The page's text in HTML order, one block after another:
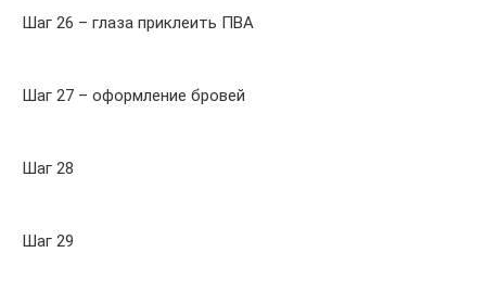
Шаг 26 – глаза приклеить ПВА
Шаг 27 – оформление бровей
Шаг 28
Шаг 29